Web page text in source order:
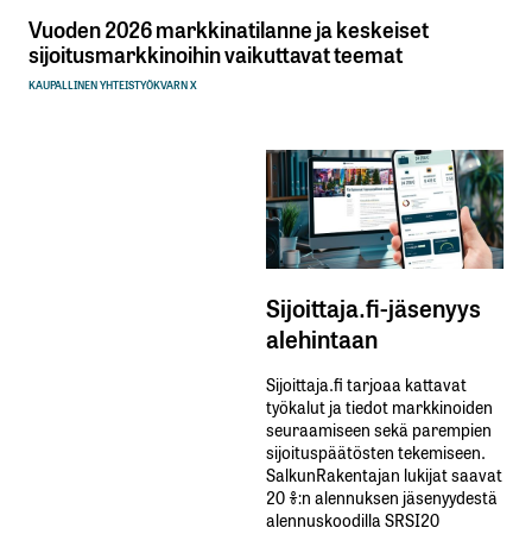
Vuoden 2026 markkinatilanne ja keskeiset
sijoitusmarkkinoihin vaikuttavat teemat
KAUPALLINEN YHTEISTYÖKVARN X
Sijoittaja.fi-jäsenyys
alehintaan
Sijoittaja.fi tarjoaa kattavat
työkalut ja tiedot markkinoiden
seuraamiseen sekä parempien
sijoituspäätösten tekemiseen.
SalkunRakentajan lukijat saavat
20 %:n alennuksen jäsenyydestä
alennuskoodilla SRSI20